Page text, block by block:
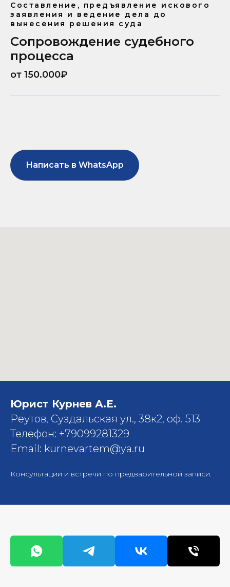
Составление, предъявление искового
заявления и ведение дела до
вынесения решения суда
Сопровождение судебного
процесса
от 150.000₽
Написать в WhatsApp
Юрист Курнев А.Е.
Реутов, Суздальская ул., 38к2, оф. 513
Телефон: +79099281329
Email: kurnevartem@ya.ru
Консультации и встречи по предварительной записи.